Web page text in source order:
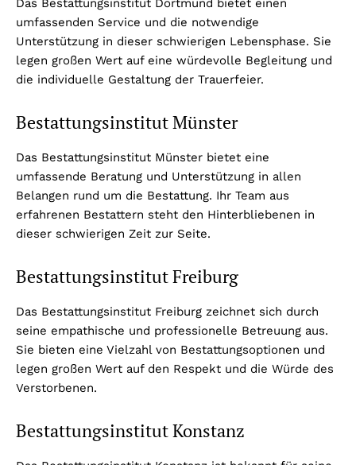
Das Bestattungsinstitut Dortmund bietet einen
umfassenden Service und die notwendige
Unterstützung in dieser schwierigen Lebensphase. Sie
legen großen Wert auf eine würdevolle Begleitung und
die individuelle Gestaltung der Trauerfeier.
Bestattungsinstitut Münster
Das Bestattungsinstitut Münster bietet eine
umfassende Beratung und Unterstützung in allen
Belangen rund um die Bestattung. Ihr Team aus
erfahrenen Bestattern steht den Hinterbliebenen in
dieser schwierigen Zeit zur Seite.
Bestattungsinstitut Freiburg
Das Bestattungsinstitut Freiburg zeichnet sich durch
seine empathische und professionelle Betreuung aus.
Sie bieten eine Vielzahl von Bestattungsoptionen und
legen großen Wert auf den Respekt und die Würde des
Verstorbenen.
Bestattungsinstitut Konstanz